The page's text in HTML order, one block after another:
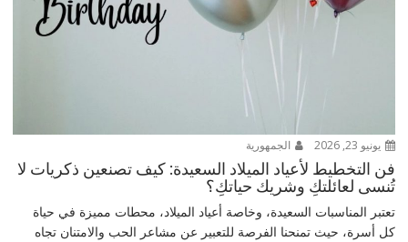
يونيو 23, 2026 الجمهورية
فن التخطيط لأعياد الميلاد السعيدة: كيف تصنعين ذكريات لا
تُنسى لعائلتكِ وشريك حياتكِ؟
تعتبر المناسبات السعيدة، وخاصة أعياد الميلاد، محطات مميزة في حياة
كل أسرة، حيث تمنحنا الفرصة للتعبير عن مشاعر الحب والامتنان تجاه